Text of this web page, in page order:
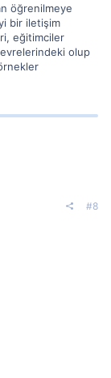
öğrenilmeye
bir iletişim
eğitimciler
olup
#8